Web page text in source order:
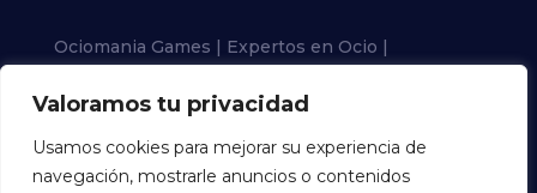
Valoramos tu privacidad
Usamos cookies para mejorar su experiencia de
navegación, mostrarle anuncios o contenidos
Ociomania Games | Expertos en Ocio |
Política de Privacidad